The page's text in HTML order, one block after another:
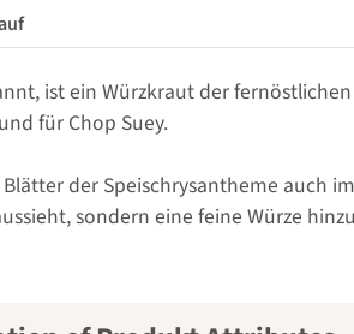
ist ein Würzkraut der
für Chop Suey.
der Speischrysantheme auch
sondern eine feine Würze